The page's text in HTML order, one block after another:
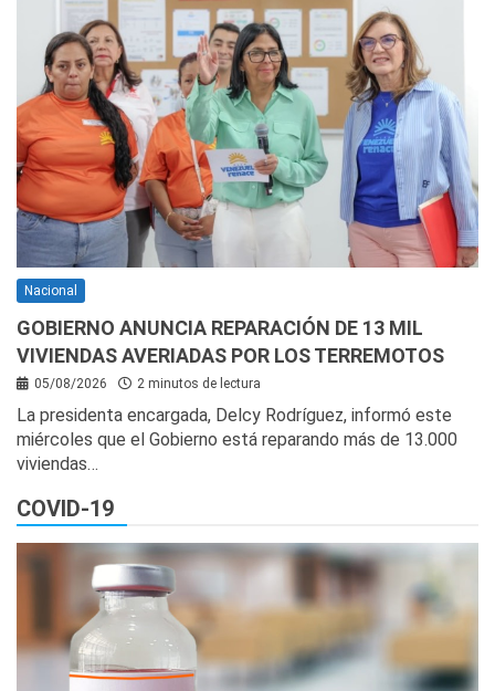
Nacional
GOBIERNO ANUNCIA REPARACIÓN DE 13 MIL
VIVIENDAS AVERIADAS POR LOS TERREMOTOS
05/08/2026 2 minutos de lectura
La presidenta encargada, Delcy Rodríguez, informó este
miércoles que el Gobierno está reparando más de 13.000
viviendas…
COVID-19